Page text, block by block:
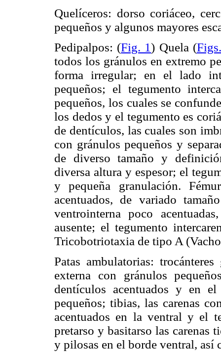
Quelíceros: dorso coriáceo,
pequeños y algunos mayores
Pedipalpos: (Fig. 1) Quela (
todos los gránulos en extremo
forma irregular; en el lado
pequeños; el tegumento
pequeños, los cuales se
los dedos y el tegumento es
de dentículos, las cuales son
con gránulos pequeños y
de diverso tamaño y
diversa altura y espesor; el
y pequeña granulación.
acentuados, de variado
ventrointerna poco
ausente; el tegumento
Tricobotriotaxia de tipo A
Patas ambulatorias:
externa con gránulos
dentículos acentuados y en
pequeños; tibias, las carenas
acentuados en la ventral y el
pretarso y basitarso las carenas
y pilosas en el borde ventral, así